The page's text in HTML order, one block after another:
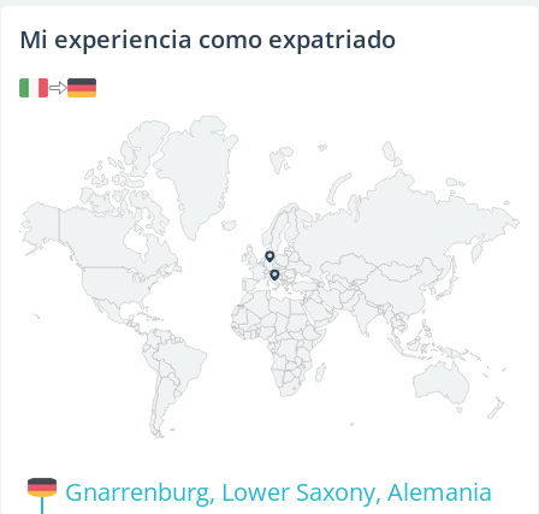
Mi experiencia como expatriado
Gnarrenburg, Lower Saxony, Alemania